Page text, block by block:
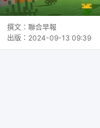
撰文： 聯合早報
出版： 2024-09-13 09:39